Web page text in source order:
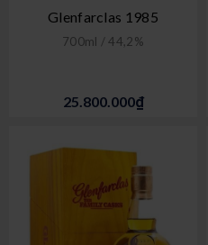
Glenfarclas 1985
700ml / 44,2%
25.800.000₫